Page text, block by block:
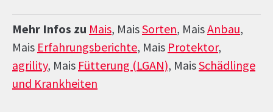
Mehr Infos zu Mais, MaisSorten, MaisAnbau,
Mais Erfahrungsberichte, Mais Protektor,
agrility, Mais Fütterung (LGAN), MaisSchädlinge
und Krankheiten